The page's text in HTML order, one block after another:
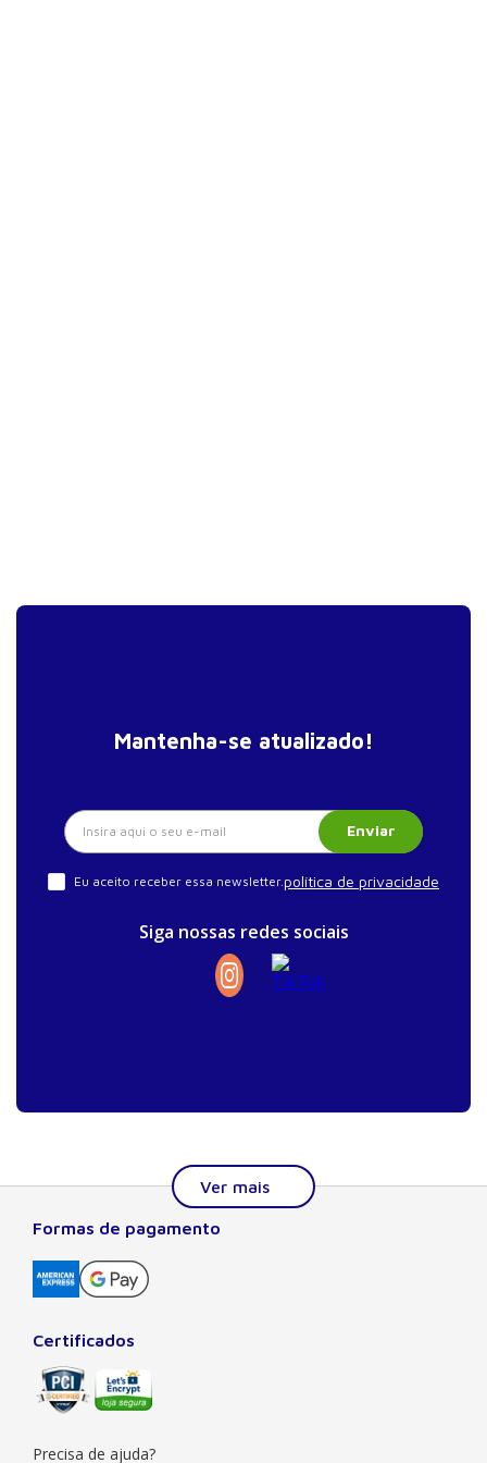
Mantenha-se atualizado!
Enviar
Eu aceito receber essa newsletter. política de privacidade
Siga nossas redes sociais
A Editora Manole é líder em prover conteúdo essencial à
científicas, técnicas e profissionais. Seu catálogo, com
quase dois mil títulos de autores nacionais e estrangeiros,
preza pela excelência gráfica e editorial, buscando oferecer
ao leitor o melhor da produção acadêmica e científica
Manole também
Formas de pagamento
Certificados
Precisa de ajuda?